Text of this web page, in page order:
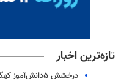
تازه‌ترین اخبار
درخشش